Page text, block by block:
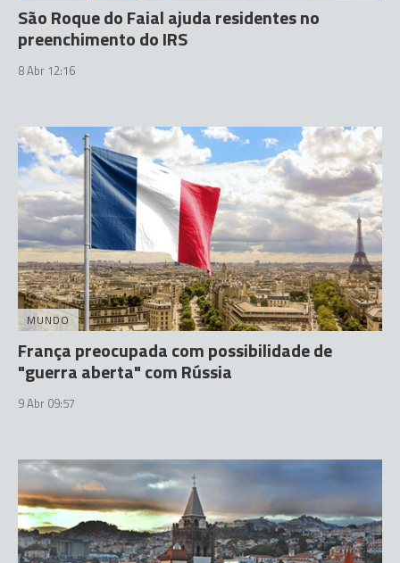
São Roque do Faial ajuda residentes no
preenchimento do IRS
8 Abr 12:16
MUNDO
França preocupada com possibilidade de
"guerra aberta" com Rússia
9 Abr 09:57